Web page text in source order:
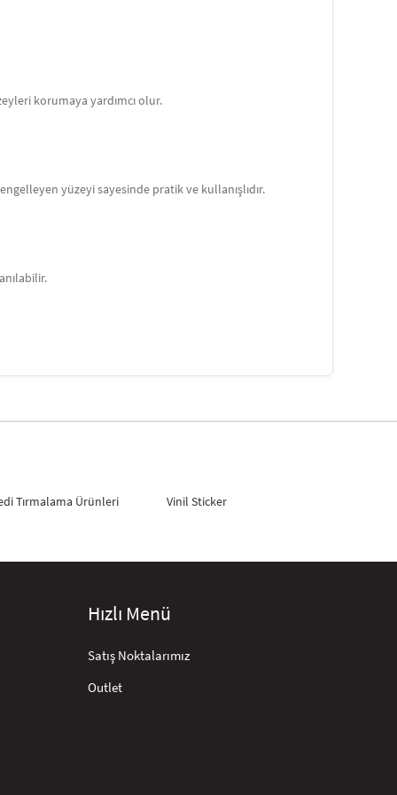
korumaya yardımcı olur.
yüzeyi sayesinde pratik ve kullanışlıdır.
Tırmalama Ürünleri Vinil Sticker
Hızlı Menü
Satış Noktalarımız
Outlet